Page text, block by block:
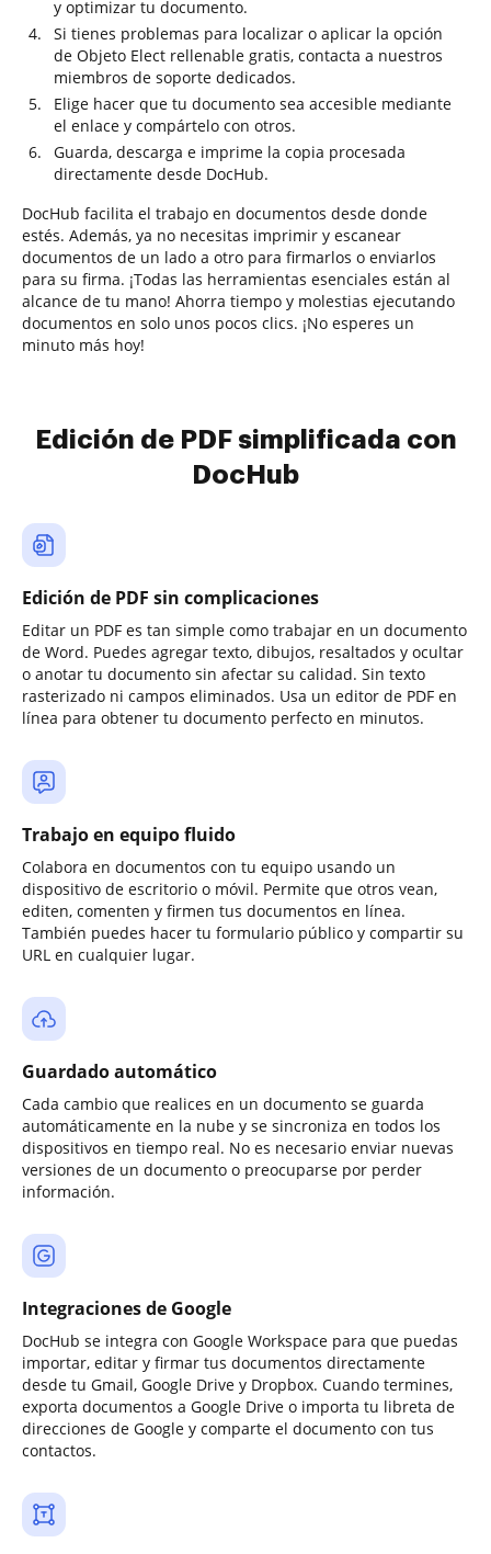
y optimizar tu documento.
Si tienes problemas para localizar o aplicar la opción
de Objeto Elect rellenable gratis, contacta a nuestros
miembros de soporte dedicados.
Elige hacer que tu documento sea accesible mediante
el enlace y compártelo con otros.
Guarda, descarga e imprime la copia procesada
directamente desde DocHub.
DocHub facilita el trabajo en documentos desde donde
estés. Además, ya no necesitas imprimir y escanear
documentos de un lado a otro para firmarlos o enviarlos
para su firma. ¡Todas las herramientas esenciales están al
alcance de tu mano! Ahorra tiempo y molestias ejecutando
documentos en solo unos pocos clics. ¡No esperes un
minuto más hoy!
Edición de PDF simplificada con
DocHub
Edición de PDF sin complicaciones
Editar un PDF es tan simple como trabajar en un documento
de Word. Puedes agregar texto, dibujos, resaltados y ocultar
o anotar tu documento sin afectar su calidad. Sin texto
rasterizado ni campos eliminados. Usa un editor de PDF en
línea para obtener tu documento perfecto en minutos.
Trabajo en equipo fluido
Colabora en documentos con tu equipo usando un
dispositivo de escritorio o móvil. Permite que otros vean,
editen, comenten y firmen tus documentos en línea.
También puedes hacer tu formulario público y compartir su
URL en cualquier lugar.
Guardado automático
Cada cambio que realices en un documento se guarda
automáticamente en la nube y se sincroniza en todos los
dispositivos en tiempo real. No es necesario enviar nuevas
versiones de un documento o preocuparse por perder
información.
Integraciones de Google
DocHub se integra con Google Workspace para que puedas
importar, editar y firmar tus documentos directamente
desde tu Gmail, Google Drive y Dropbox. Cuando termines,
exporta documentos a Google Drive o importa tu libreta de
direcciones de Google y comparte el documento con tus
contactos.